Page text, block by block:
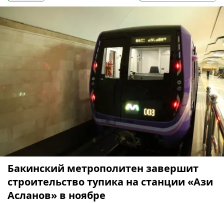
Бакинский метрополитен завершит
строительство тупика на станции «Ази
Асланов» в ноябре